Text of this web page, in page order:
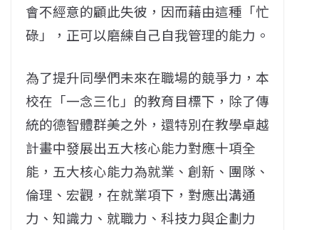
會不經意的顧此失彼，因而藉由這種「忙
碌」，正可以磨練自己自我管理的能力。
為了提升同學們未來在職場的競爭力，本
校在「一念三化」的教育目標下，除了傳
統的德智體群美之外，還特別在教學卓越
計畫中發展出五大核心能力對應十項全
能，五大核心能力為就業、創新、團隊、
倫理、宏觀，在就業項下，對應出溝通
力、知識力、就職力、科技力與企劃力